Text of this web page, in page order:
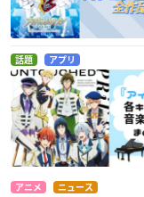
話題 アプリ
アニメ ニュース